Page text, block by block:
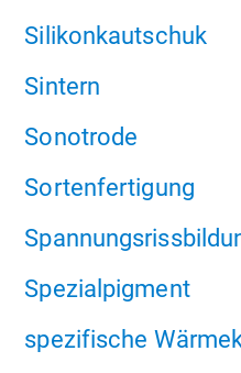
Silikonkautschuk
Sintern
Sonotrode
Sortenfertigung
Spezialpigment
spezifische